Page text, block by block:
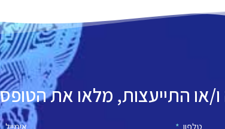
או התייעצות, מלאו את